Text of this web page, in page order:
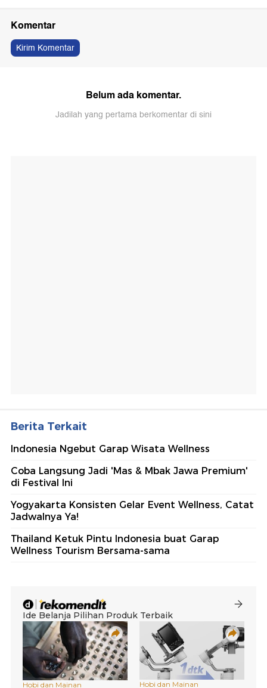
Komentar
Kirim Komentar
Belum ada komentar.
Jadilah yang pertama berkomentar di sini
Berita Terkait
Indonesia Ngebut Garap Wisata Wellness
Coba Langsung Jadi 'Mas & Mbak Jawa Premium'
di Festival Ini
Yogyakarta Konsisten Gelar Event Wellness, Catat
Jadwalnya Ya!
Thailand Ketuk Pintu Indonesia buat Garap
Wellness Tourism Bersama-sama